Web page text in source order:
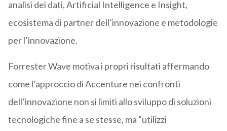
analisi dei dati, Artificial Intelligence e Insight,
ecosistema di partner dell’innovazione e metodologie
per l’innovazione.
Forrester Wave motiva i propri risultati affermando
come l’approccio di Accenture nei confronti
dell’innovazione non si limiti allo sviluppo di soluzioni
tecnologiche fine a se stesse, ma “utilizzi